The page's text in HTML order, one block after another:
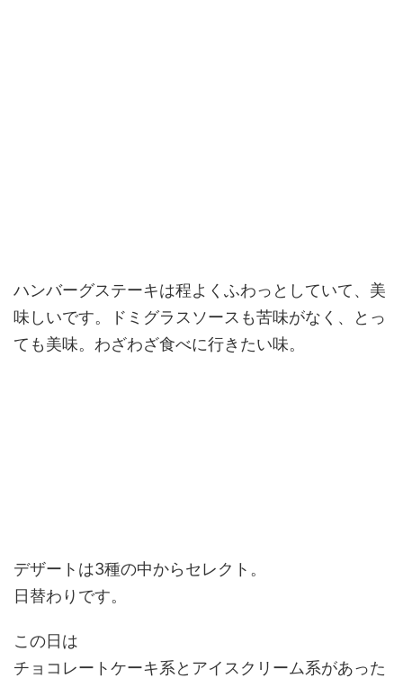
ハンバーグステーキは程よくふわっとしていて、美
味しいです。ドミグラスソースも苦味がなく、とっ
ても美味。わざわざ食べに行きたい味。
デザートは3種の中からセレクト。
日替わりです。
この日は
チョコレートケーキ系とアイスクリーム系があった